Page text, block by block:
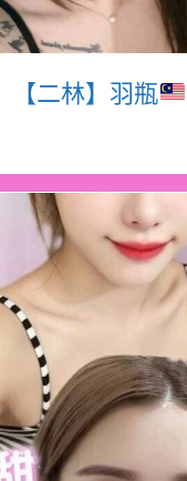
【二林】羽瓶